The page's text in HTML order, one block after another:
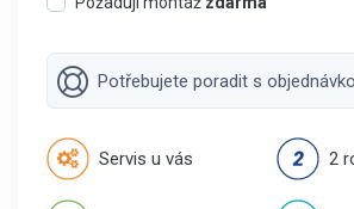
Potřebujete poradit s
Servis u vás 2